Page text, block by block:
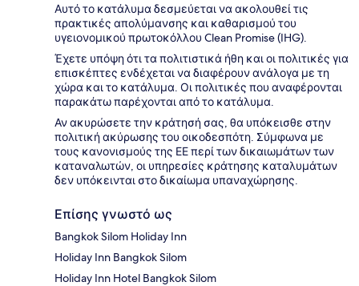
Αυτό το κατάλυμα δεσμεύεται να ακολουθεί τις
πρακτικές απολύμανσης και καθαρισμού του
υγειονομικού πρωτοκόλλου Clean Promise (IHG).
Έχετε υπόψη ότι τα πολιτιστικά ήθη και οι πολιτικές για
επισκέπτες ενδέχεται να διαφέρουν ανάλογα με τη
χώρα και το κατάλυμα. Οι πολιτικές που αναφέρονται
παρακάτω παρέχονται από το κατάλυμα.
Αν ακυρώσετε την κράτησή σας, θα υπόκεισθε στην
πολιτική ακύρωσης του οικοδεσπότη. Σύμφωνα με
τους κανονισμούς της ΕΕ περί των δικαιωμάτων των
καταναλωτών, οι υπηρεσίες κράτησης καταλυμάτων
δεν υπόκεινται στο δικαίωμα υπαναχώρησης.
Επίσης γνωστό ως
Bangkok Silom Holiday Inn
Holiday Inn Bangkok Silom
Holiday Inn Hotel Bangkok Silom